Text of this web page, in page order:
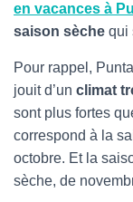
en vacances à
saison sèche qui
Pour rappel,
jouit d’un climat
sont plus fortes
correspond à la
octobre. Et la
sèche, de